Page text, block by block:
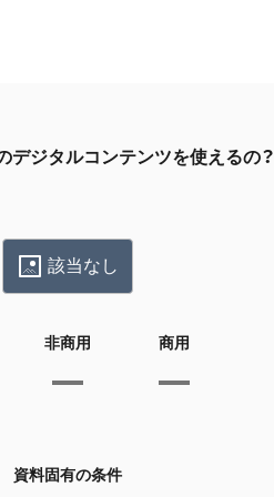
デジタルコンテンツを使えるの？
該当なし
非商用 商用
資料固有の条件